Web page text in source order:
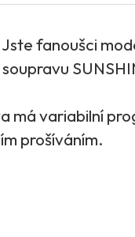
Jste fanoušci
má variabilní
prošíváním.